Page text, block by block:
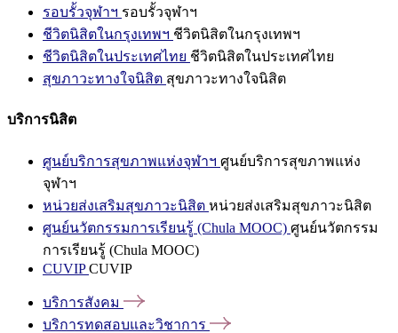
รอบรั้วจุฬาฯ รอบรั้วจุฬาฯ
ชีวิตนิสิตในกรุงเทพฯ ชีวิตนิสิตในกรุงเทพฯ
ชีวิตนิสิตในประเทศไทย ชีวิตนิสิตในประเทศไทย
สุขภาวะทางใจนิสิต สุขภาวะทางใจนิสิต
บริการนิสิต
ศูนย์บริการสุขภาพแห่งจุฬาฯ ศูนย์บริการสุขภาพแห่ง
จุฬาฯ
หน่วยส่งเสริมสุขภาวะนิสิต หน่วยส่งเสริมสุขภาวะนิสิต
ศูนย์นวัตกรรมการเรียนรู้ (Chula MOOC) ศูนย์นวัตกรรม
การเรียนรู้ (Chula MOOC)
CUVIPCUVIP
บริการสังคม
บริการทดสอบและวิชาการ